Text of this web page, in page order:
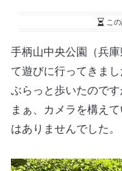
こ
手柄山中央公園（兵
て遊びに行ってきまし
ぶらっと歩いたのです
まぁ、カメラを構え
はありませんでした。